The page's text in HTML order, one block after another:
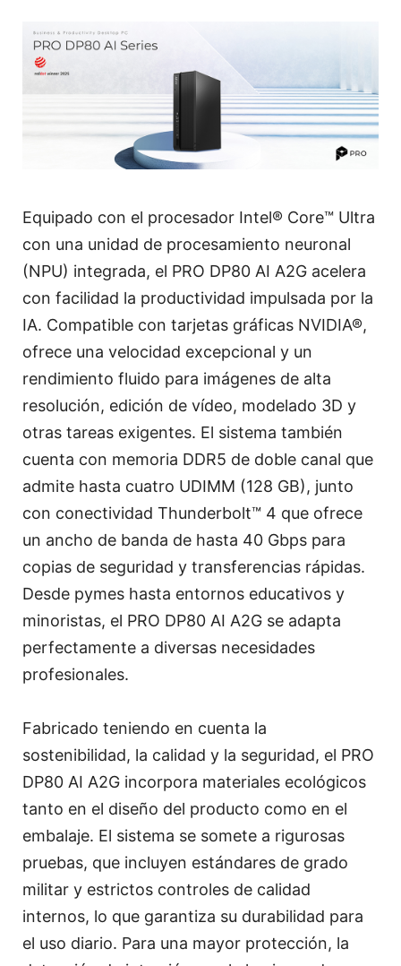
Equipado con el procesador Intel® Core™ Ultra
con una unidad de procesamiento neuronal
(NPU) integrada, el PRO DP80 AI A2G acelera
con facilidad la productividad impulsada por la
IA. Compatible con tarjetas gráficas NVIDIA®,
ofrece una velocidad excepcional y un
rendimiento fluido para imágenes de alta
resolución, edición de vídeo, modelado 3D y
otras tareas exigentes. El sistema también
cuenta con memoria DDR5 de doble canal que
admite hasta cuatro UDIMM (128 GB), junto
con conectividad Thunderbolt™ 4 que ofrece
un ancho de banda de hasta 40 Gbps para
copias de seguridad y transferencias rápidas.
Desde pymes hasta entornos educativos y
minoristas, el PRO DP80 AI A2G se adapta
perfectamente a diversas necesidades
profesionales.
Fabricado teniendo en cuenta la
sostenibilidad, la calidad y la seguridad, el PRO
DP80 AI A2G incorpora materiales ecológicos
tanto en el diseño del producto como en el
embalaje. El sistema se somete a rigurosas
pruebas, que incluyen estándares de grado
militar y estrictos controles de calidad
internos, lo que garantiza su durabilidad para
el uso diario. Para una mayor protección, la